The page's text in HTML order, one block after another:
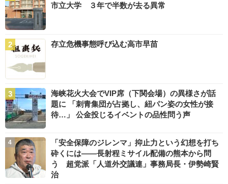
市立大学 ３年で半数が去る異常
存立危機事態呼び込む高市早苗
海峡花火大会でVIP席（下関会場）の異様さが話
題に 「刺青集団が占拠し、紐パン姿の女性が接
待…」 公金投じるイベントの品性問う声
「安全保障のジレンマ」抑止力という幻想を打ち
砕くには――長射程ミサイル配備の熊本から問
う 超党派「人道外交議連」事務局長・伊勢崎賢
治